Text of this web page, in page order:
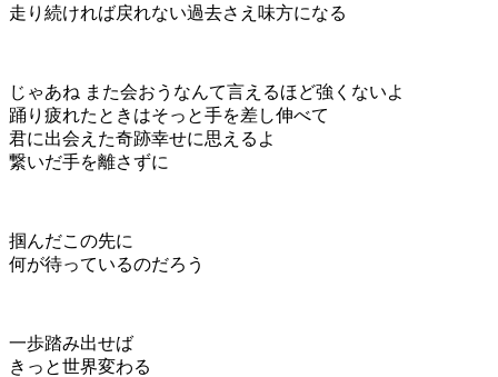
走り続ければ戻れない過去さえ味方になる
じゃあね また会おうなんて言えるほど強くないよ
踊り疲れたときはそっと手を差し伸べて
君に出会えた奇跡幸せに思えるよ
繋いだ手を離さずに
掴んだこの先に
何が待っているのだろう
一歩踏み出せば
きっと世界変わる